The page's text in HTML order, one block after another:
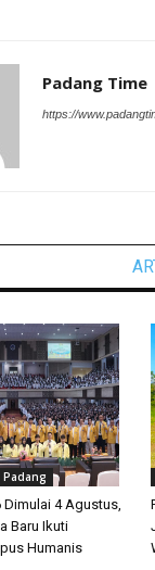
Padang Time
https://
Dimulai 4 Agustus,
Baru Ikuti
Humanis